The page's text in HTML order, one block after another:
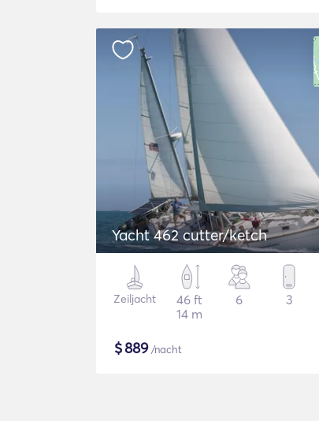
Yacht 462 cutter/ketch
Zeiljacht
46 ft
14 m
6 3
$889/nacht